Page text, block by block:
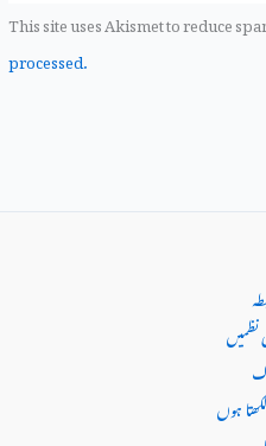
This site uses Akismet to reduce
processed.
ہوں